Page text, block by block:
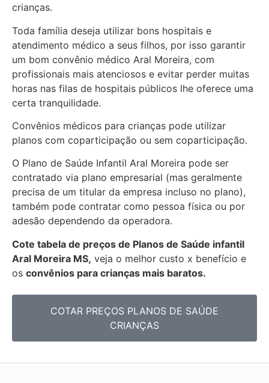
crianças.
Toda família deseja utilizar bons hospitais e
atendimento médico a seus filhos, por isso garantir
um bom convênio médico Aral Moreira, com
profissionais mais atenciosos e evitar perder muitas
horas nas filas de hospitais públicos lhe oferece uma
certa tranquilidade.
Convênios médicos para crianças pode utilizar
planos com coparticipação ou sem coparticipação.
O Plano de Saúde Infantil Aral Moreira pode ser
contratado via plano empresarial (mas geralmente
precisa de um titular da empresa incluso no plano),
também pode contratar como pessoa física ou por
adesão dependendo da operadora.
Cote tabela de preços de Planos de Saúde infantil
Aral Moreira MS, veja o melhor custo x benefício e
os convênios para crianças mais baratos.
COTAR PREÇOS PLANOS DE SAÚDE
CRIANÇAS